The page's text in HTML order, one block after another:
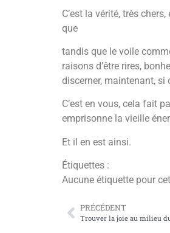
C’est la vérité, très
que
tandis que le voile
raisons d’être rires,
discerner, maintenant, si
C’est en vous, cela fait
emprisonne la vieille
Et il en est ainsi.
Étiquettes :
Aucune étiquette pour
PRÉCÉDENT
Trouver la joie au milieu